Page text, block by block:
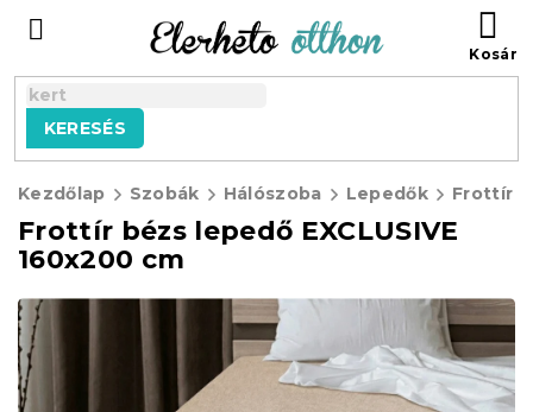
tartalomhoz
KERESÉS
Kezdőlap Szobák Hálószoba Lepedők Frottír
Frottír bézs lepedő EXCLUSIVE
160x200 cm